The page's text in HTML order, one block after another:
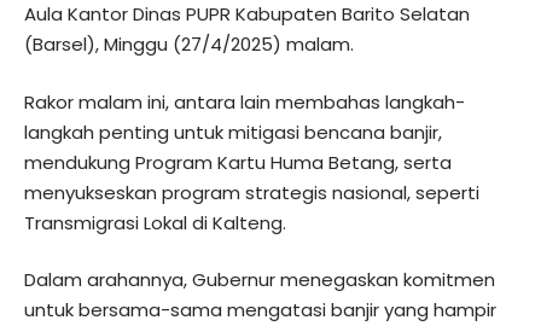
Aula Kantor Dinas PUPR Kabupaten Barito Selatan
(Barsel), Minggu (27/4/2025) malam.
Rakor malam ini, antara lain membahas langkah-
langkah penting untuk mitigasi bencana banjir,
mendukung Program Kartu Huma Betang, serta
menyukseskan program strategis nasional, seperti
Transmigrasi Lokal di Kalteng.
Dalam arahannya, Gubernur menegaskan komitmen
untuk bersama-sama mengatasi banjir yang hampir